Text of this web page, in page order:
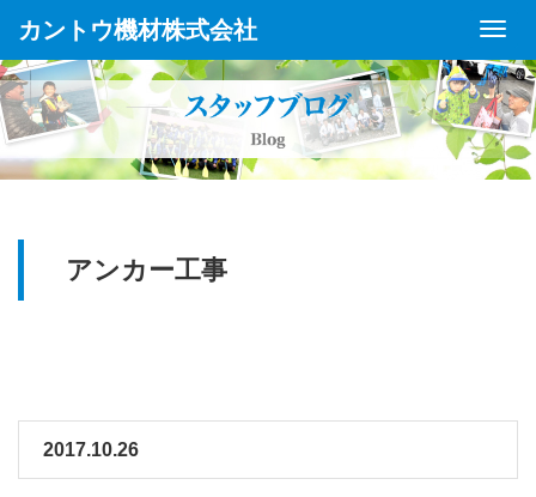
カントウ機材株式会社
アンカー工事
2017.10.26